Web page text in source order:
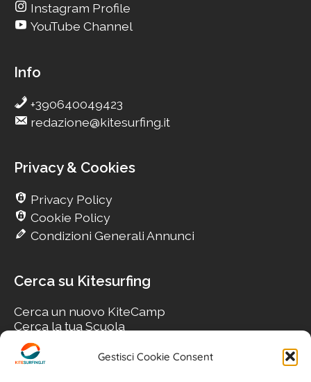
Gestisci Cookie Consent
Instagram Profile
YouTube Channel
Info
+390640049423
redazione@kitesurfing.it
Privacy & Cookies
Privacy Policy
Cookie Policy
Condizioni Generali Annunci
Cerca su Kitesurfing
Cerca un nuovo KiteCamp
Cerca la tua Scuola
Cerca il tuo KiteSpot
Cerca Accommodation